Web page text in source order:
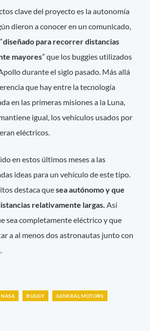
clave del proyecto es la autonomía
dieron a conocer en un comunicado,
diseñado para recorrer distancias
mayores” que los buggies utilizados
durante el siglo pasado. Más allá
que hay entre la tecnología
en las primeras misiones a la Luna,
igual, los vehículos usados por
eléctricos.
en estos últimos meses a las
ideas para un vehículo de este tipo.
destaca quesea autónomo y que
relativamente largas. Así
sea completamente eléctrico y que
a al menos dos astronautas junto con
NASA BUGGY GENERAL MOTORS